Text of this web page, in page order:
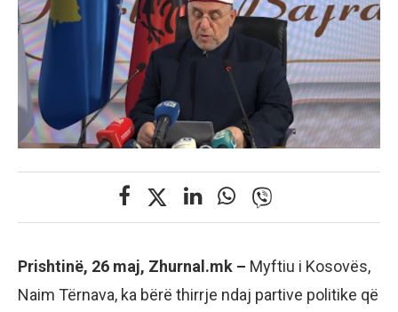
Prishtinë, 26 maj, Zhurnal.mk – Myftiu i Kosovës,
Naim Tërnava, ka bërë thirrje ndaj partive politike që